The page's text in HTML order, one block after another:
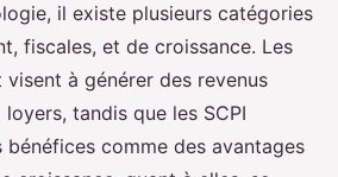
il existe plusieurs catégories
fiscales, et de croissance. Les
visent à générer des revenus
tandis que les SCPI
comme des avantages